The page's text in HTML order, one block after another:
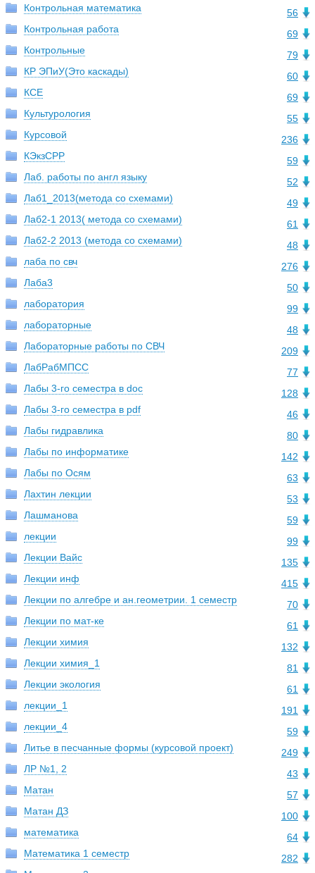
56
Контрольная математика
69
Контрольная работа
79
Контрольные
60
КР ЭПиУ(Это каскады)
69
КСЕ
55
Культурология
236
Курсовой
59
КЭкзCPP
52
Лаб. работы по англ языку
49
Лаб1_2013(метода со схемами)
61
Лаб2-1 2013( метода со схемами)
48
Лаб2-2 2013 (метода со схемами)
276
лаба по свч
50
Лаба3
99
лаборатория
48
лабораторные
209
Лабораторные работы по СВЧ
77
ЛабРабМПСС
128
Лабы 3-го семестра в doc
46
Лабы 3-го семестра в pdf
80
Лабы гидравлика
142
Лабы по информатике
63
Лабы по Осям
53
Лахтин лекции
59
Лашманова
99
лекции
135
Лекции Вайс
415
Лекции инф
70
Лекции по алгебре и ан.геометрии. 1 семестр
61
Лекции по мат-ке
132
Лекции химия
81
Лекции химия_1
61
Лекции экология
191
лекции_1
59
лекции_4
249
Литье в песчанные формы (курсовой проект)
43
ЛР №1, 2
57
Матан
100
Матан ДЗ
64
математика
282
Математика 1 семестр